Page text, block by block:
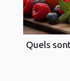
Quels